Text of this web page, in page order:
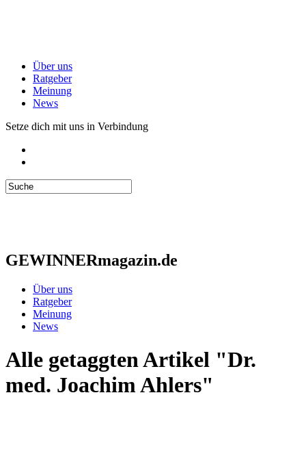
Über uns
Ratgeber
Meinung
News
Setze dich mit uns in Verbindung
GEWINNERmagazin.de
Über uns
Ratgeber
Meinung
News
Alle getaggten Artikel "Dr.
med. Joachim Ahlers"